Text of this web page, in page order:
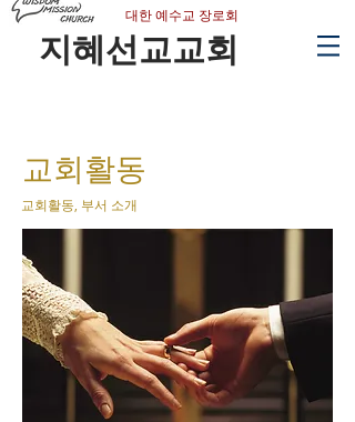
​대한 예수교 장로회
지혜선교교회
교회​활동
​교회활동, 부서 소개